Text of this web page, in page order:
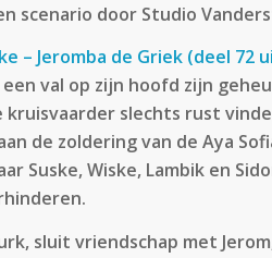
scenario door Studio
– Jeromba de Griek (deel 72
een val op zijn hoofd zijn
kruisvaarder slechts rust
de zoldering van de Aya
Suske, Wiske, Lambik en
sluit vriendschap met